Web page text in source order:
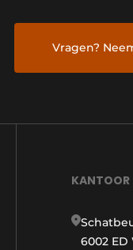
Vragen?
KANTOOR
6002 ED